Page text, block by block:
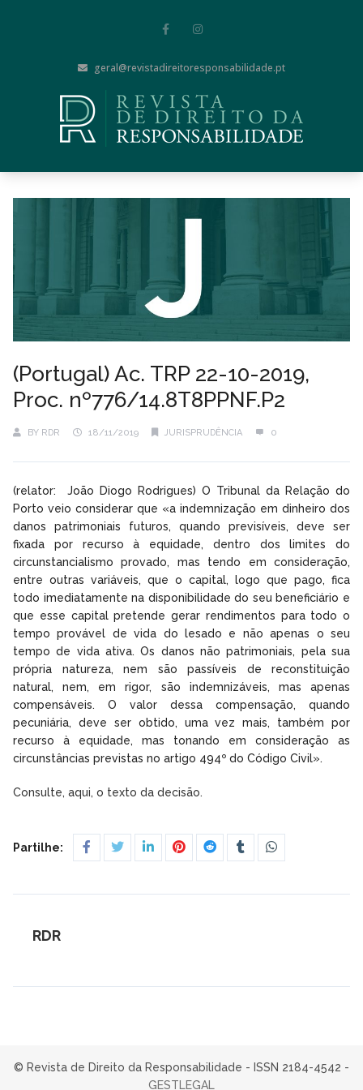
geral@revistadireitoresponsabilidade.pt
(Portugal) Ac. TRP 22-10-2019,
Proc. nº776/14.8T8PPNF.P2
BY RDR 18/11/2019 JURISPRUDÊNCIA 0
(relator: João Diogo Rodrigues) O Tribunal da Relação do
Porto veio considerar que «a indemnização em dinheiro dos
danos patrimoniais futuros, quando previsíveis, deve ser
fixada por recurso à equidade, dentro dos limites do
circunstancialismo provado, mas tendo em consideração,
entre outras variáveis, que o capital, logo que pago, fica
todo imediatamente na disponibilidade do seu beneficiário e
que esse capital pretende gerar rendimentos para todo o
tempo provável de vida do lesado e não apenas o seu
tempo de vida ativa. Os danos não patrimoniais, pela sua
própria natureza, nem são passíveis de reconstituição
natural, nem, em rigor, são indemnizáveis, mas apenas
compensáveis. O valor dessa compensação, quando
pecuniária, deve ser obtido, uma vez mais, também por
recurso à equidade, mas tonando em consideração as
circunstâncias previstas no artigo 494º do Código Civil».
Consulte, aqui, o texto da decisão.
Partilhe:
RDR
© Revista de Direito da Responsabilidade - ISSN 2184-4542 -
GESTLEGAL